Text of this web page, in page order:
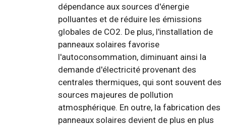
dépendance aux sources d'énergie
polluantes et de réduire les émissions
globales de CO2. De plus, l'installation de
panneaux solaires favorise
l'autoconsommation, diminuant ainsi la
demande d'électricité provenant des
centrales thermiques, qui sont souvent des
sources majeures de pollution
atmosphérique. En outre, la fabrication des
panneaux solaires devient de plus en plus